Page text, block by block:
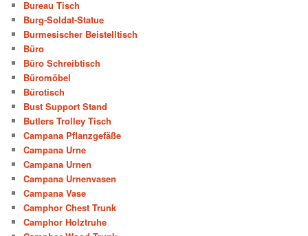
Bureau Tisch
Burg-Soldat-Statue
Burmesischer Beistelltisch
Büro
Büro Schreibtisch
Büromöbel
Bürotisch
Bust Support Stand
Butlers Trolley Tisch
Campana Pflanzgefäße
Campana Urne
Campana Urnen
Campana Urnenvasen
Campana Vase
Camphor Chest Trunk
Camphor Holztruhe